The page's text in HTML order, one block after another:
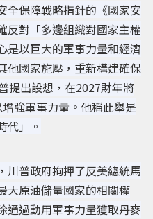
全保障戰略指針的《國家安
反對「多邊組織對國家主權
是以巨大的軍事力量和經濟
他國家施壓，重新構建確保
提出設想，在2027財年將
強軍事力量。他稱此舉是
代」。
川普政府拘押了反美總統馬
大原油儲量國家的相關權
通過動用軍事力量獲取丹麥